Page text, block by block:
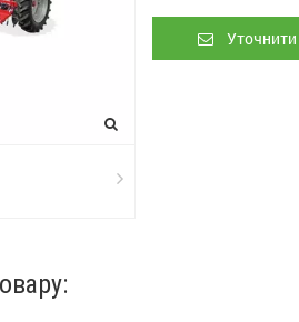
Уточнити